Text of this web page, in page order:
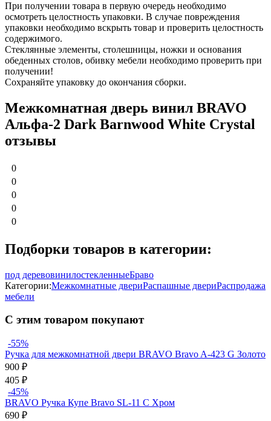
При получении товара в первую очередь необходимо
осмотреть целостность упаковки. В случае повреждения
упаковки необходимо вскрыть товар и проверить целостность
содержимого.
Стеклянные элементы, столешницы, ножки и основания
обеденных столов, обивку мебели необходимо проверить при
получении!
Сохраняйте упаковку до окончания сборки.
Межкомнатная дверь винил BRAVO
Альфа-2 Dark Barnwood White Сrystal
отзывы
0
0
0
0
0
Подборки товаров в категории:
под деревовинилостекленныеБраво
Категории:Межкомнатные двериРаспашные двериРаспродажа
мебели
С этим товаром покупают
-55%
Ручка для межкомнатной двери BRAVO Bravo A-423 G Золото
900 ₽
405 ₽
-45%
BRAVO Ручка Купе Bravo SL-11 C Хром
690 ₽